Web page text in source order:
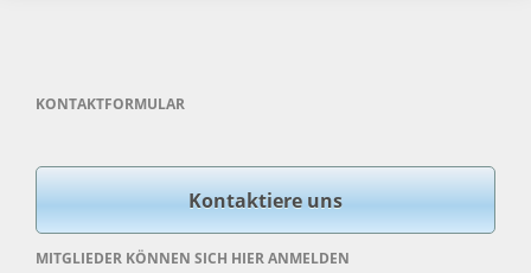
KONTAKTFORMULAR
Kontaktiere uns
MITGLIEDER KÖNNEN SICH HIER ANMELDEN